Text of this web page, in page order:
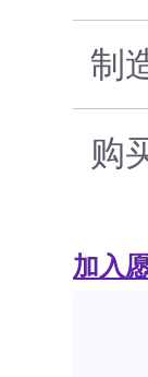
制
购
加入